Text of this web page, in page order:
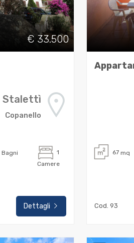
€ 33.500
Stalettì
Copanello
Bagni
1
Camere
Dettagli
67mq
Cod. 93